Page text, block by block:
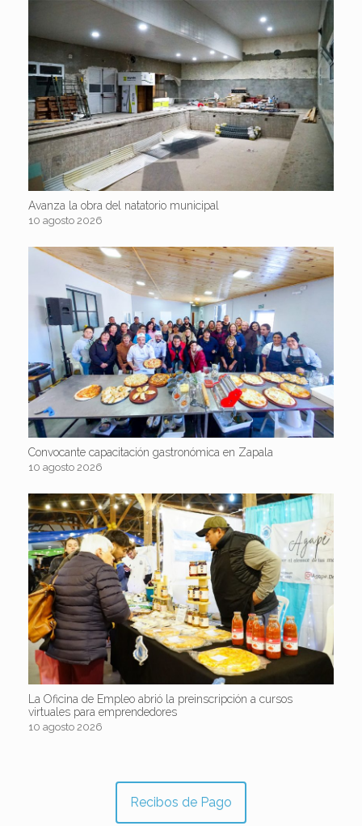
Avanza la obra del natatorio municipal
10 agosto 2026
Convocante capacitación gastronómica en Zapala
10 agosto 2026
La Oficina de Empleo abrió la preinscripción a cursos
virtuales para emprendedores
10 agosto 2026
Recibos de Pago